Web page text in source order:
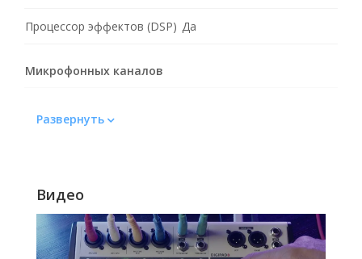
Процессор эффектов (DSP) Да
Микрофонных каналов
Развернуть
Видео